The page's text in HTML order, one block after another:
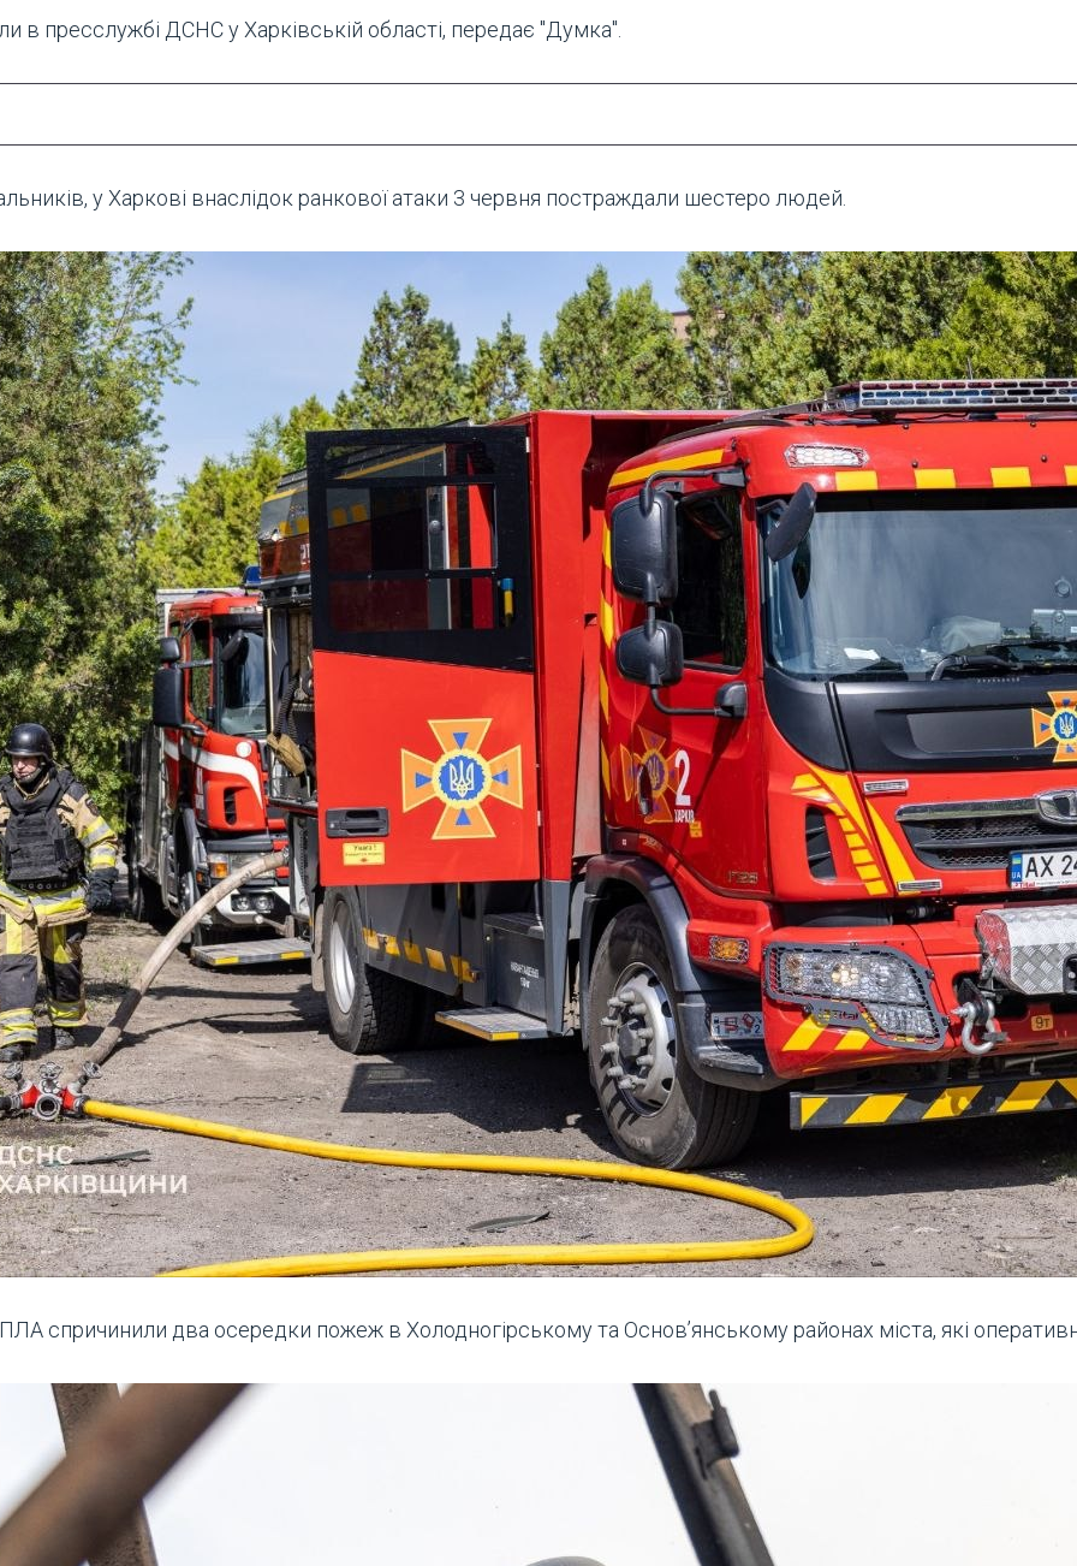
в пресслужбі ДСНС у Харківській області, передає "Думка".
у Харкові внаслідок ранкової атаки 3 червня постраждали шестеро людей.
спричинили два осередки пожеж в Холодногірському та Основ’янському районах міста, які